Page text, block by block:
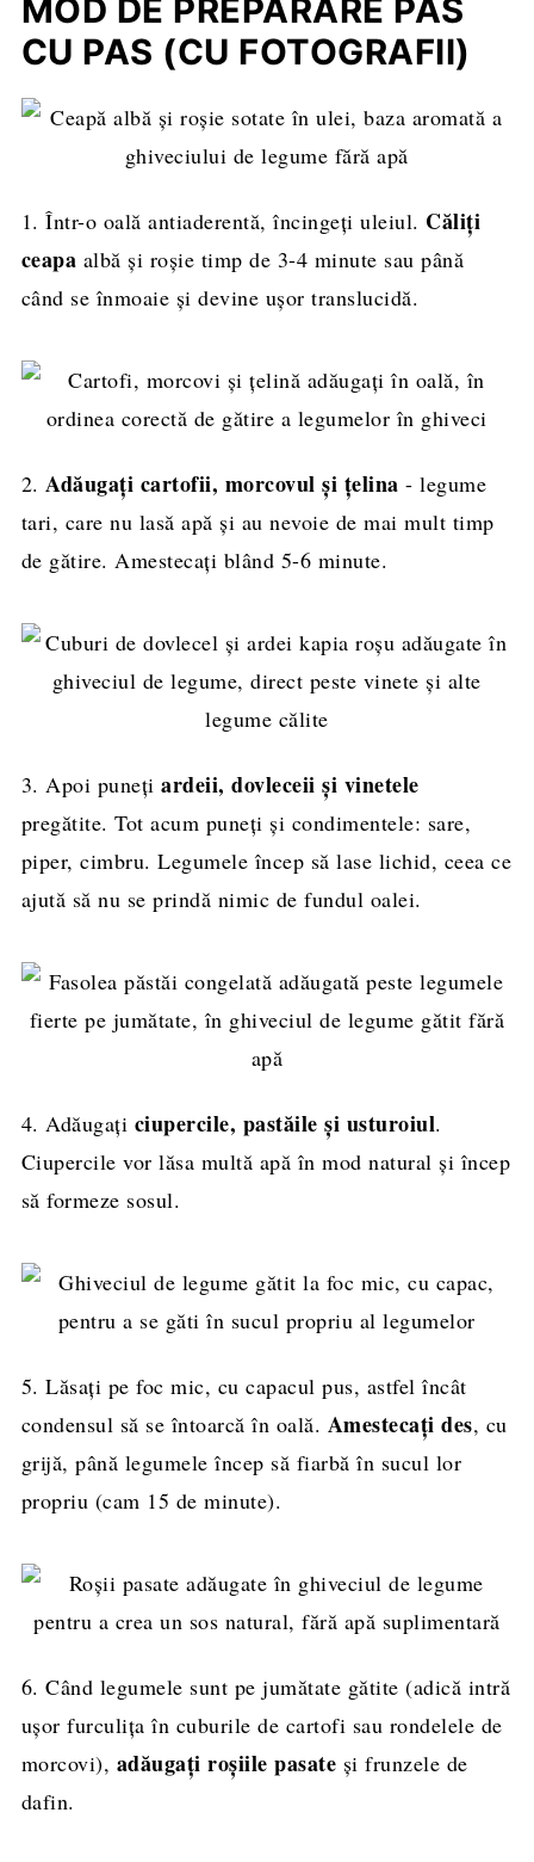
MOD DE PREPARARE PAS
CU PAS (CU FOTOGRAFII)
1. Într-o oală antiaderentă, încingeți uleiul. Căliți
ceapa albă și roșie timp de 3-4 minute sau până
când se înmoaie și devine ușor translucidă.
2.Adăugați cartofii, morcovul și țelina - legume
tari, care nu lasă apă și au nevoie de mai mult timp
de gătire. Amestecați blând 5-6 minute.
3. Apoi punețiardeii, dovleceii și vinetele
pregătite. Tot acum puneți și condimentele: sare,
piper, cimbru. Legumele încep să lase lichid, ceea ce
ajută să nu se prindă nimic de fundul oalei.
4. Adăugați ciupercile, pastăile și usturoiul.
Ciupercile vor lăsa multă apă în mod natural și încep
să formeze sosul.
5. Lăsați pe foc mic, cu capacul pus, astfel încât
condensul să se întoarcă în oală. Amestecați des, cu
grijă, până legumele încep să fiarbă în sucul lor
propriu (cam 15 de minute).
6. Când legumele sunt pe jumătate gătite (adică intră
ușor furculița în cuburile de cartofi sau rondelele de
morcovi), adăugați roșiile pasate și frunzele de
dafin.